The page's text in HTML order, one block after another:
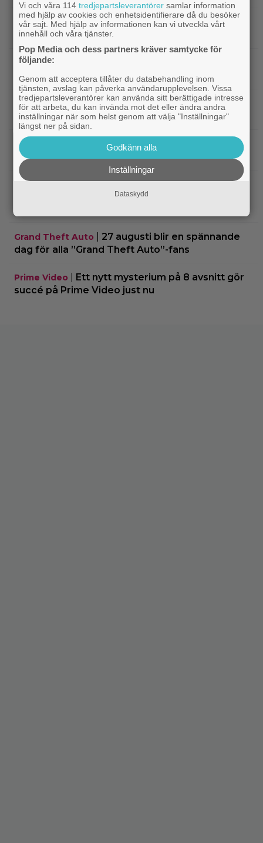
Bioaktuellt|Nya svenska filmen kallas ”årets
charmigaste komedi” – nu på bio
DC|Tidernas 30 bästa superhjältefilmer listade
– ”The Dark Knight” på plats 3
Bioaktuellt|Elliot Page ”tappade andan” när han
läste manus till ”The Odyssey”
Trailers
Ny trailer till ”Ramayana” visar upp
nästa maffiga fantasyfilm från Indien
Trailers|Robert Pattinson är på pedofiljakt i
trailern för ”Primetime” – kan bli en av höstens
Grand Theft Auto
27 augusti blir en spännande
dag för alla ”Grand Theft Auto”-fans
Prime Video
Ett nytt mysterium på 8 avsnitt gör
succé på Prime Video just nu
Vi och våra 114tredjepartsleverantörer samlar information
med hjälp av cookies och enhetsidentifierare då du besöker
vår sajt. Med hjälp av informationen kan vi utveckla vårt
innehåll och våra tjänster.
Pop Media och dess partners kräver samtycke för
följande:
Genom att acceptera tillåter du databehandling inom
tjänsten, avslag kan påverka användarupplevelsen. Vissa
tredjepartsleverantörer kan använda sitt berättigade intresse
för att arbeta, du kan invända mot det eller ändra andra
inställningar när som helst genom att välja "Inställningar"
längst ner på sidan.
Godkänn alla
Inställningar
Dataskydd